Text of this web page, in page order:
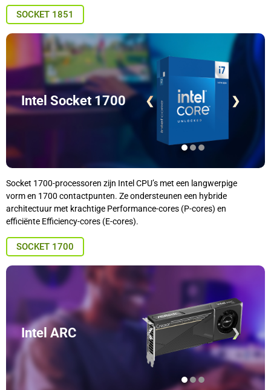
SOCKET 1851
Intel Socket 1700 ❮ ❯
Socket 1700-processoren zijn Intel CPU’s met een langwerpige
vorm en 1700 contactpunten. Ze ondersteunen een hybride
architectuur met krachtige Performance-cores (P-cores) en
efficiënte Efficiency-cores (E-cores).
SOCKET 1700
Intel ARC ❮ ❯